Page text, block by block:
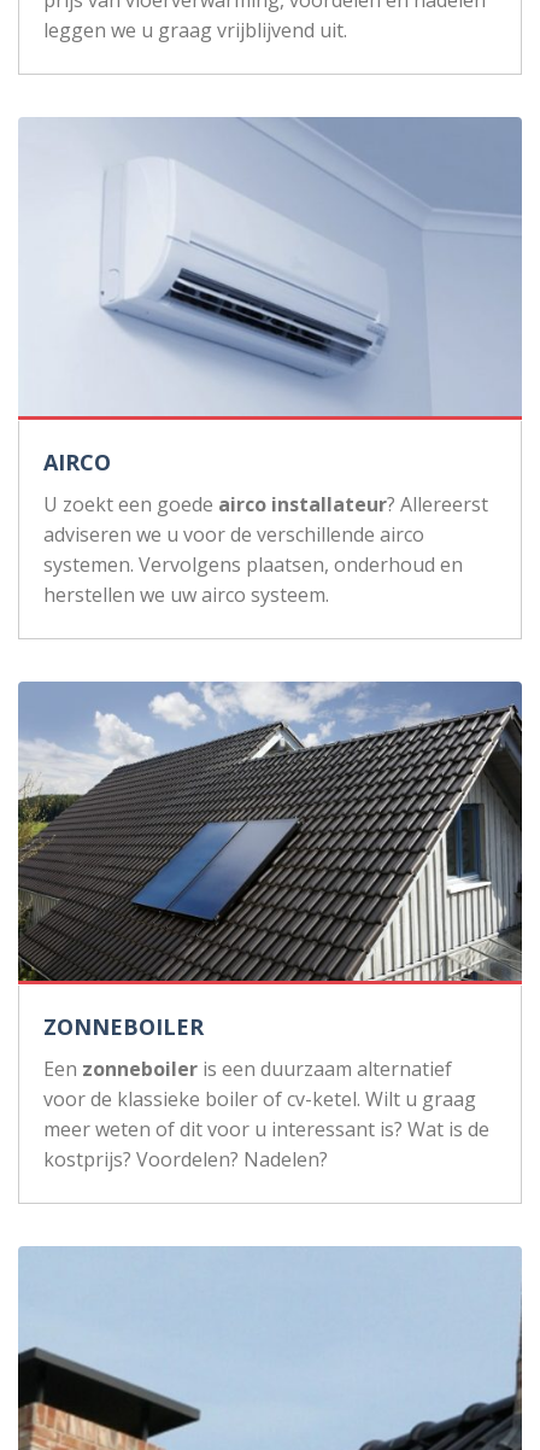
leggen we u graag vrijblijvend uit.
AIRCO
U zoekt een goede airco installateur? Allereerst
adviseren we u voor de verschillende airco
systemen. Vervolgens plaatsen, onderhoud en
herstellen we uw airco systeem.
ZONNEBOILER
Een zonneboiler is een duurzaam alternatief
voor de klassieke boiler of cv-ketel. Wilt u graag
meer weten of dit voor u interessant is? Wat is de
kostprijs? Voordelen? Nadelen?